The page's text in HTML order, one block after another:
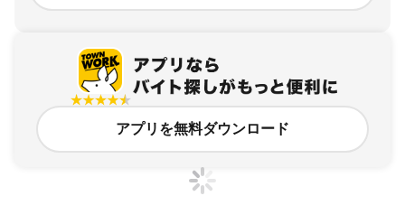
アプリを無料ダウンロード